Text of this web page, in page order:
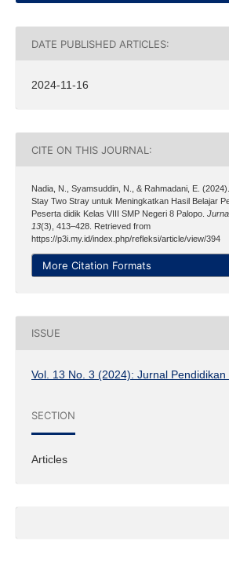
DATE PUBLISHED ARTICLES:
2024-11-16
CITE ON THIS JOURNAL:
Nadia, N., Syamsuddin, N., & Rahmadani, E.
Stay Two Stray untuk Meningkatkan Hasil Belajar
Peserta didik Kelas VIII SMP Negeri 8 Palopo.
13(3), 413–428. Retrieved from
https://p3i.my.id/index.php/refleksi/article/view/394
More Citation Formats
ISSUE
Vol. 13 No. 3 (2024): Jurnal Pendidikan
SECTION
Articles